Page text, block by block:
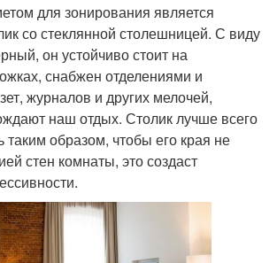
для зонирования является
со стеклянной столешницей. С виду
он устойчиво стоит на
снабжен отделениями и
журналов и других мелочей,
наш отдых. Столик лучше всего
таким образом, чтобы его края не
стен комнаты, это создаст